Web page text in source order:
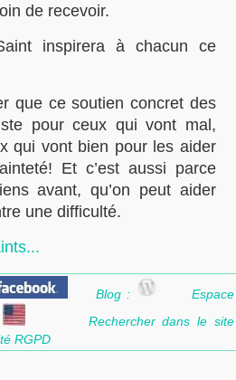
de recevoir.
inspirera à chacun ce
que ce soutien concret des
pour ceux qui vont mal,
qui vont bien pour les aider
Et c’est aussi parce
avant, qu’on peut aider
une difficulté.
Blog :
Espace
Rechercher dans le site
RGPD